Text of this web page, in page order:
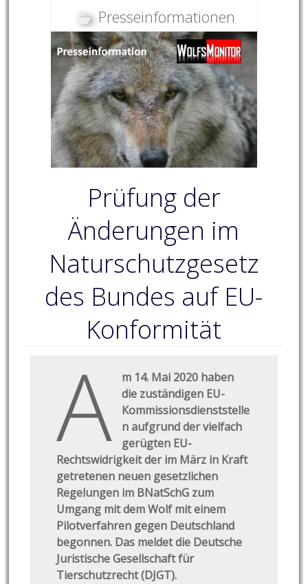
Presseinformationen
Prüfung der
Änderungen im
Naturschutzgesetz
des Bundes auf EU-
Konformität
A
m 14. Mai 2020 haben
die zuständigen EU-
Kommissionsdienststelle
n aufgrund der vielfach
gerügten EU-
Rechtswidrigkeit der im März in Kraft
getretenen neuen gesetzlichen
Regelungen im BNatSchG zum
Umgang mit dem Wolf mit einem
Pilotverfahren gegen Deutschland
begonnen. Das meldet die Deutsche
Juristische Gesellschaft für
Tierschutzrecht (DJGT).